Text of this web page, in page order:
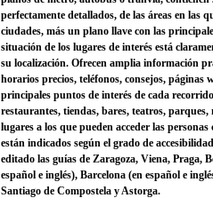
perfectamente detallados, de las áreas en las
ciudades, más un plano llave con las
situación de los lugares de interés está
su localización. Ofrecen amplia información
horarios precios, teléfonos, consejos, páginas
principales puntos de interés de cada
restaurantes, tiendas, bares, teatros,
lugares a los que pueden acceder las
están indicados según el grado de
editado las guías de Zaragoza, Viena, Praga,
español e inglés), Barcelona (en español e
Santiago de Compostela y Astorga.